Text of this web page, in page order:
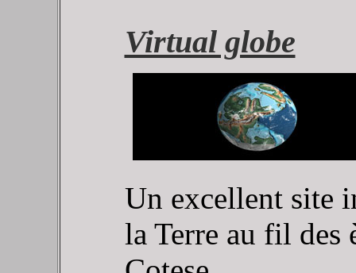
Virtual globe
Un excellent site
la Terre au fil des